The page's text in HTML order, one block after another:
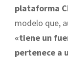
plataforma
modelo que,
«tiene un
pertenece a